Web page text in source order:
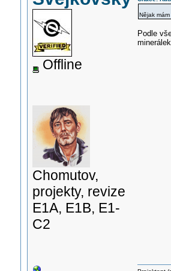
Offline
Chomutov,
projekty, revize
E1A, E1B, E1-
C2
Nějak
Podle